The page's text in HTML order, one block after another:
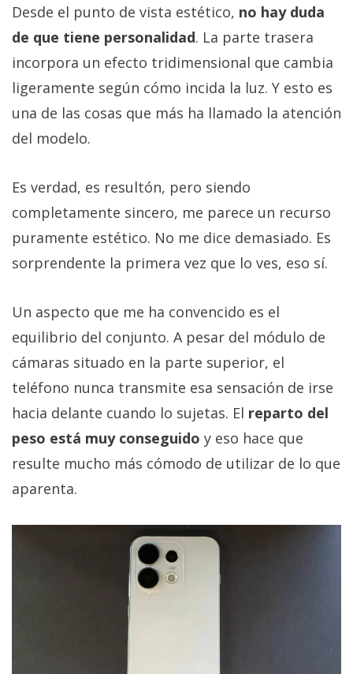
Desde el punto de vista estético, no hay duda
de que tiene personalidad. La parte trasera
incorpora un efecto tridimensional que cambia
ligeramente según cómo incida la luz. Y esto es
una de las cosas que más ha llamado la atención
del modelo.
Es verdad, es resultón, pero siendo
completamente sincero, me parece un recurso
puramente estético. No me dice demasiado. Es
sorprendente la primera vez que lo ves, eso sí.
Un aspecto que me ha convencido es el
equilibrio del conjunto. A pesar del módulo de
cámaras situado en la parte superior, el
teléfono nunca transmite esa sensación de irse
hacia delante cuando lo sujetas. El reparto del
peso está muy conseguido y eso hace que
resulte mucho más cómodo de utilizar de lo que
aparenta.